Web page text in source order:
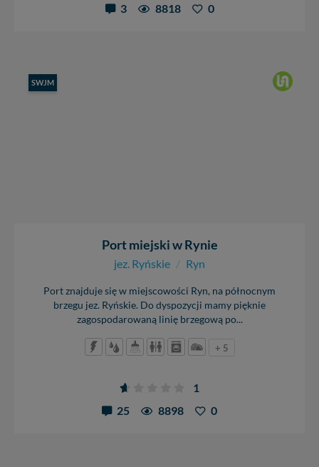
3 8818 0
SWJM
Port miejski w Rynie
jez. Ryńskie / Ryn
Port znajduje się w miejscowości Ryn, na północnym
brzegu jez. Ryńskie. Do dyspozycji mamy pięknie
zagospodarowaną linię brzegową po...
+ 5
1
25
8898 0